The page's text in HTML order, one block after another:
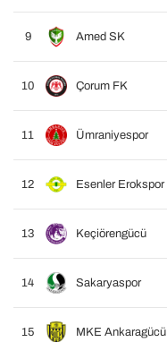
9 Amed SK
10 Çorum FK
11 Ümraniyespor
12 Esenler Erokspor
13 Keçiörengücü
14 Sakaryaspor
15 MKE Ankaragücü